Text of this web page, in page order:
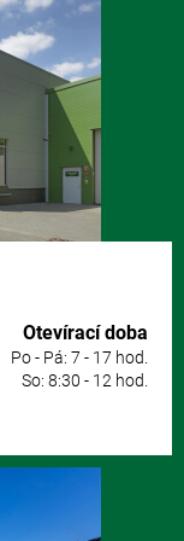
Otevírací doba
Po - Pá: 7 - 17 hod.
So: 8:30 - 12 hod.